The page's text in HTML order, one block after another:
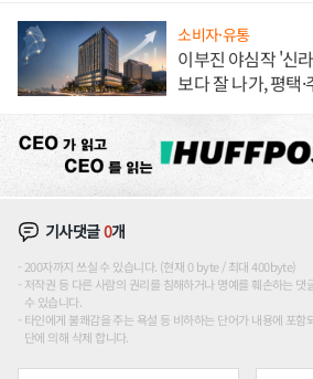
소비자·유통
이부진 야심작 '신
보다 잘 나가, 평택·
기사댓글0개
200자까지 쓰실 수 있습니다. (현재 0 byte / 최대 400byte)
저작권 등 다른 사람의 권리를 침해하거나 명예를 훼손하는 댓
수 있습니다.
타인에게 불쾌감을 주는 욕설 등 비하하는 단어가 내용에 포
단에 의해 삭제 합니다.